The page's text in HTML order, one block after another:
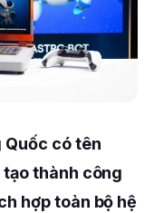
có tên
tạo thành công
hợp toàn bộ hệ